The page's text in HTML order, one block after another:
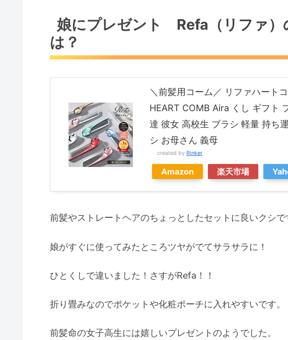
娘にプレゼント Refa（リファ）
は？
＼前髪用コーム／ リファハート
HEART COMB Aira くし ギフト
達 彼女 高校生 ブラシ 軽量 持ち
シ お母さん 義母
created by Rinker
Amazon 楽天市場
前髪やストレートヘアのちょっとしたセットに良いクシで
娘がすぐに使ってみたところツヤがでてサラサラに！
ひとくしで違いました！さすがRefa！！
折り畳みなのでポケットや化粧ポーチに入れやすいです。
前髪命の女子高生には嬉しいプレゼントのようでした。